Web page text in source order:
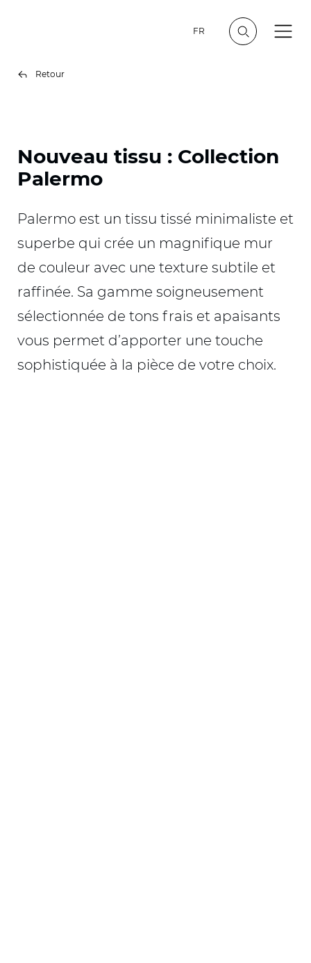
FR
Retour
Nouveau tissu : Collection
Palermo
Palermo est un tissu tissé minimaliste et
superbe qui crée un magnifique mur
de couleur avec une texture subtile et
raffinée. Sa gamme soigneusement
sélectionnée de tons frais et apaisants
vous permet d’apporter une touche
sophistiquée à la pièce de votre choix.